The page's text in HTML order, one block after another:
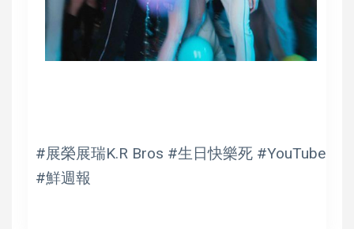
#展榮展瑞K.R Bros #生日快樂死 #YouTube
#鮮週報